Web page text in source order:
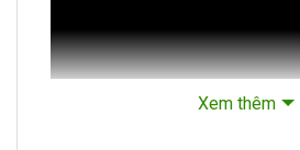
Xem thêm